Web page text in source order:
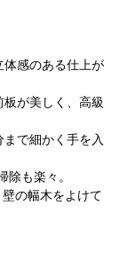
体感のある仕上が
が美しく、高級
で細かく手を入
も楽々。
の幅木をよけて